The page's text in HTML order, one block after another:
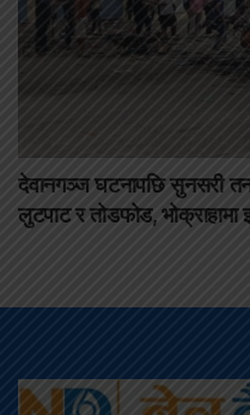
देवानगञ्ज घटनापछि सुनसरी
लुटपाट र तोडफोड, भोक्राहामा